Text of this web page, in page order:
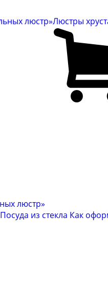
Люстры
Посуда из стекла Как